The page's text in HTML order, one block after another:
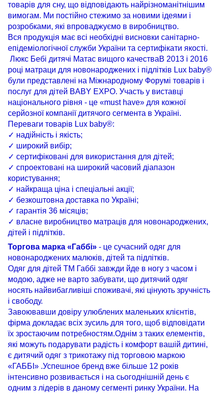
товарів для сну, що відповідають найрізноманітнішим
вимогам. Ми постійно стежимо за новими ідеями і
розробками, які впроваджуємо в виробництво.
Вся продукція має всі необхідні висновки санітарно-
епідеміологічної служби України та сертифікати якості.
Люкс Бебі дитячі Матас вищого качестваВ 2013 і 2016
році матраци для новонароджених і підлітків Lux baby®
були представлені на Міжнародному Форумі товарів і
послуг для дітей BABY EXPO. Участь у виставці
національного рівня - це «must have» для кожної
серйозної компанії дитячого сегмента в Україні.
Переваги товарів Lux baby®:
✓ надійність і якість;
✓ широкий вибір;
✓ сертифіковані для використання для дітей;
✓ спроектовані на широкий часовий діапазон
користування;
✓ найкраща ціна і спеціальні акції;
✓ безкоштовна доставка по Україні;
✓ гарантія 36 місяців;
✓ власне виробництво матраців для новонароджених,
дітей і підлітків.
Торгова марка «Габбі» - це сучасний одяг для
новонароджених малюків, дітей та підлітків.
Одяг для дітей ТМ Габбі завжди йде в ногу з часом і
модою, адже не варто забувати, що дитячий одяг
носять найвибагливіші споживачі, які цінують зручність
і свободу.
Завоювавши довіру улюблених маленьких клієнтів,
фірма докладає всіх зусиль для того, щоб відповідати
їх зростаючим потребностям.Однім з таких елементів,
які можуть подарувати радість і комфорт вашій дитині,
є дитячий одяг з трикотажу під торговою маркою
«ГАББІ» .Успешное бренд вже більше 12 років
інтенсивно розвивається і на сьогоднішній день є
одним з лідерів в даному сегменті ринку України. На